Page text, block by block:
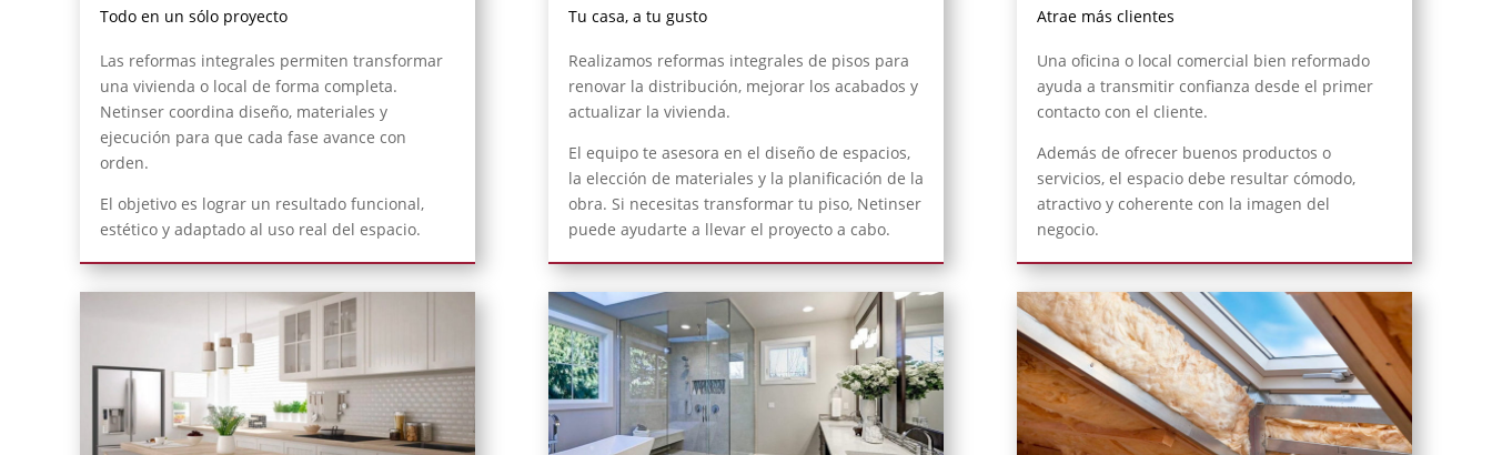
Todo en un sólo proyecto
Las reformas integrales permiten transformar
una vivienda o local de forma completa.
Netinser coordina diseño, materiales y
ejecución para que cada fase avance con
orden.
El objetivo es lograr un resultado funcional,
estético y adaptado al uso real del espacio.
Tu casa, a tu gusto
Realizamos reformas integrales de pisos para
renovar la distribución, mejorar los acabados y
actualizar la vivienda.
El equipo te asesora en el diseño de espacios,
la elección de materiales y la planificación de la
obra. Si necesitas transformar tu piso, Netinser
puede ayudarte a llevar el proyecto a cabo.
Atrae más clientes
Una oficina o local comercial bien reformado
ayuda a transmitir confianza desde el primer
contacto con el cliente.
Además de ofrecer buenos productos o
servicios, el espacio debe resultar cómodo,
atractivo y coherente con la imagen del
negocio.